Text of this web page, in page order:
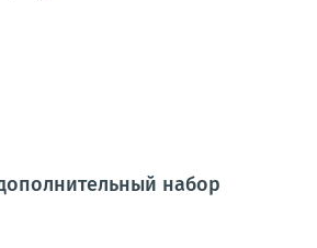
набор